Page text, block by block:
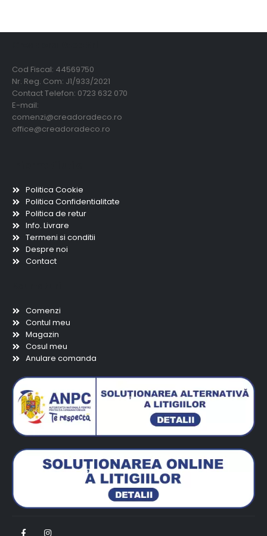
Cod Fiscal: 44569750
Nr. Reg. Com: J1/933/2021
Contact Telefon: 0723 632 070
E-mail:
comenzi@creadoradeco.ro
office@creadoradeco.ro
Politica Cookie
Politica Confidentialitate
Politica de retur
Info. Livrare
Termeni si conditii
Despre noi
Contact
Comenzi
Contul meu
Magazin
Cosul meu
Anulare comanda